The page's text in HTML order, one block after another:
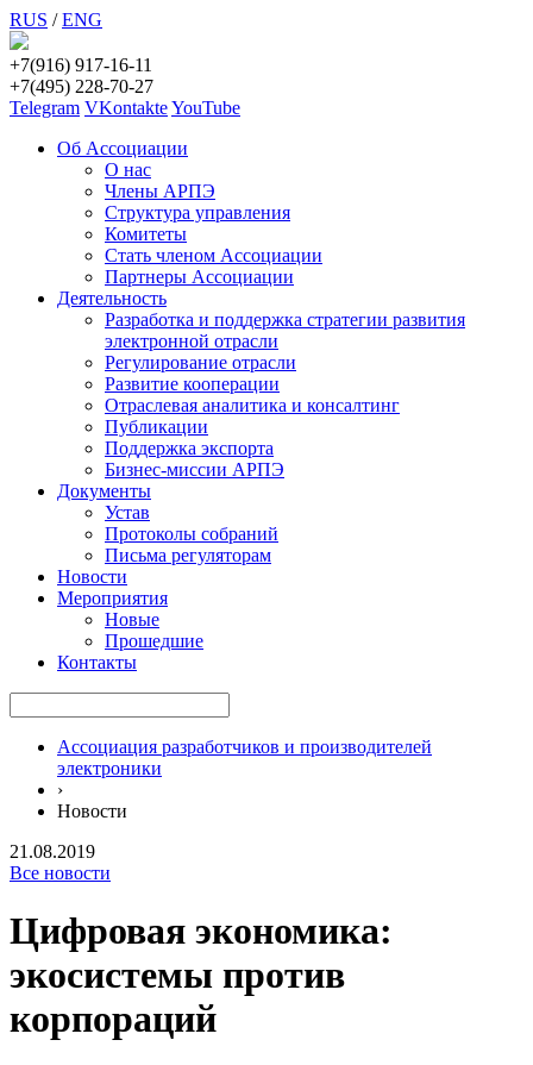
RUS /ENG
+7(916) 917-16-11
+7(495) 228-70-27
Telegram VKontakteYouTube
Об Ассоциации
О нас
Члены АРПЭ
Структура управления
Комитеты
Стать членом Ассоциации
Партнеры Ассоциации
Деятельность
Разработка и поддержка стратегии развития
электронной отрасли
Регулирование отрасли
Развитие кооперации
Отраслевая аналитика и консалтинг
Публикации
Поддержка экспорта
Бизнес-миссии АРПЭ
Документы
Устав
Протоколы собраний
Письма регуляторам
Новости
Мероприятия
Новые
Прошедшие
Контакты
Ассоциация разработчиков и производителей
электроники
›
Новости
21.08.2019
Все новости
Цифровая экономика:
экосистемы против
корпораций